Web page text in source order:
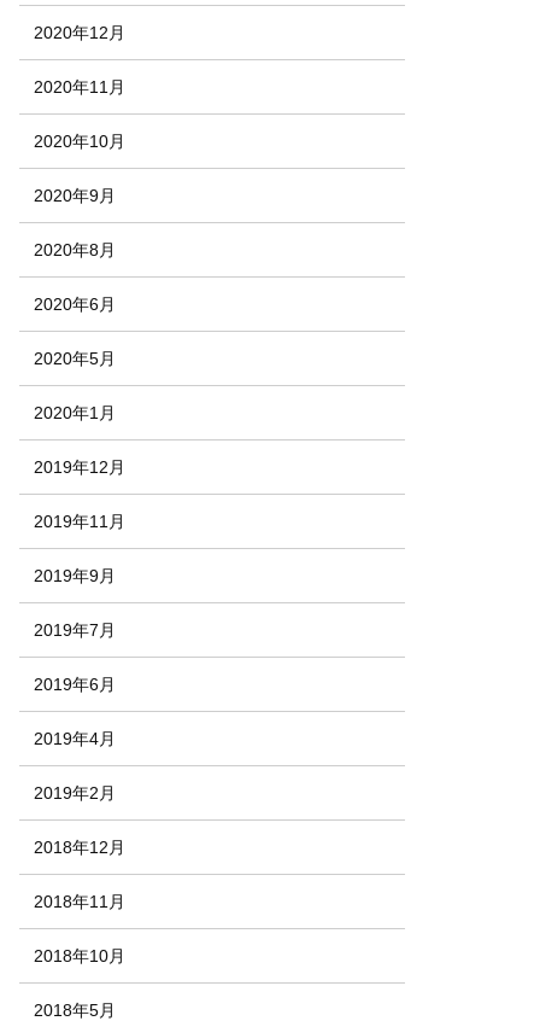
2020年12月
2020年11月
2020年10月
2020年9月
2020年8月
2020年6月
2020年5月
2020年1月
2019年12月
2019年11月
2019年9月
2019年7月
2019年6月
2019年4月
2019年2月
2018年12月
2018年11月
2018年10月
2018年5月